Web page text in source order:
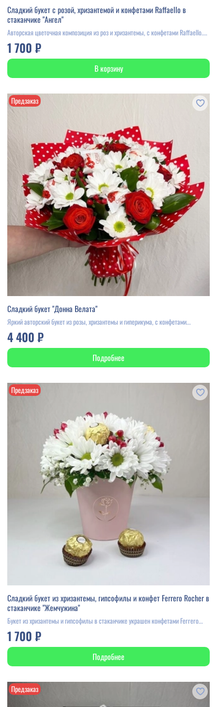
Сладкий букет с розой, хризантемой и конфетами Raffaello в
стаканчике "Ангел"
Авторская цветочная композиция из роз и хризантемы, с конфетами Raffaello....
1 700 ₽
В корзину
Предзаказ
Сладкий букет "Донна Велата"
Яркий авторский букет из розы, хризантемы и гиперикума, c конфетами...
4 400 ₽
Подробнее
Предзаказ
Сладкий букет из хризантемы, гипсофилы и конфет Ferrero Rocher в
стаканчике "Жемчужина"
Букет из хризантемы и гипсофилы в стаканчике украшен конфетами Ferrero...
1 700 ₽
Подробнее
Предзаказ